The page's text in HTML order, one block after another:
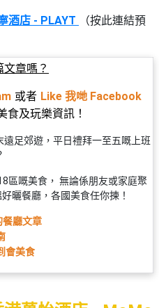
酒店 - PLAYT
（按此連結預
章嗎？
或者 Like 我哋 Facebook
食及玩樂資訊！
遠足郊遊，平日禮拜一至五嘅上班
區嘅美食， 無論係朋友或家庭聚
曬餐廳，各國美食任你揀！
餐廳文章
會美食